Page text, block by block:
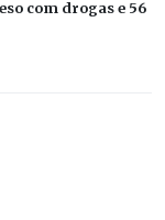
com drogas e 56